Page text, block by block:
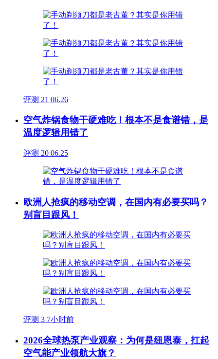
评测 21 06.26
空气炸锅食物干硬难吃！根本不是食谱错，是
温度逻辑用错了
评测 20 06.25
欧洲人抢疯的移动空调，在国内有必要买吗？
别盲目跟风！
评测 3 7小时前
2026全球热泵产业观察：为何是纽恩泰，扛起
空气能产业领航大旗？